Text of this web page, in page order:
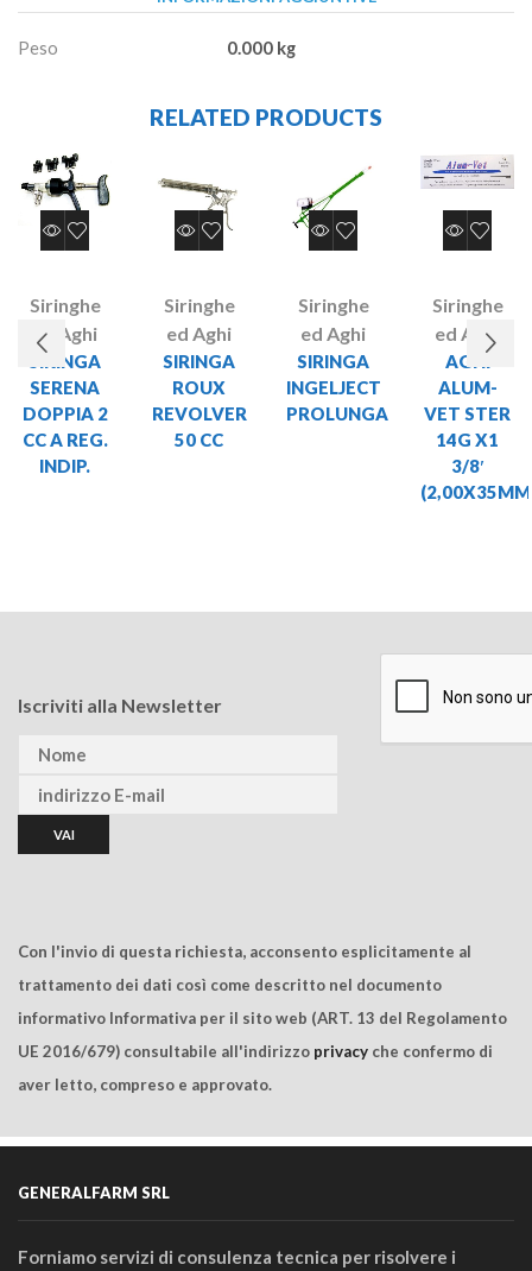
Peso 0.000 kg
RELATED PRODUCTS
Siringhe
ed Aghi
SIRINGA
SERENA
DOPPIA 2
CC A REG.
INDIP.
Siringhe
ed Aghi
SIRINGA
ROUX
REVOLVER
50 CC
Siringhe
ed Aghi
SIRINGA
INGELJECT
PROLUNGA
Siringhe
ed Aghi
AGHI
ALUM-
VET STER
14G X1
3/8′
Iscriviti alla Newsletter
Con l'invio di questa richiesta, acconsento esplicitamente al
trattamento dei dati così come descritto nel documento
informativo Informativa per il sito web (ART. 13 del Regolamento
UE 2016/679) consultabile all'indirizzo privacy che confermo di
aver letto, compreso e approvato.
GENERALFARM SRL
Forniamo servizi di consulenza tecnica per risolvere i